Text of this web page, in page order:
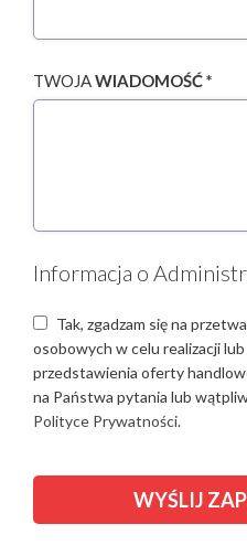
TWOJAWIADOMOŚĆ *
Informacja o
Tak, zgadzam się na
osobowych w celu realizacji
przedstawienia oferty
na Państwa pytania lub
Polityce Prywatności.